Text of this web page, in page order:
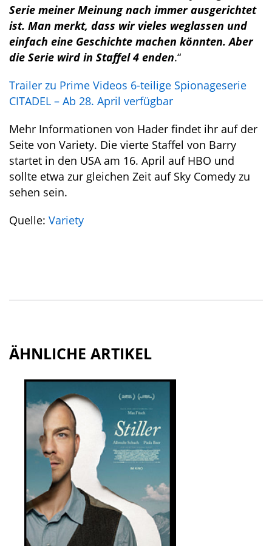
Serie meiner Meinung nach immer ausgerichtet
ist. Man merkt, dass wir vieles weglassen und
einfach eine Geschichte machen könnten. Aber
die Serie wird in Staffel 4 enden.“
Trailer zu Prime Videos 6-teilige Spionageserie
CITADEL – Ab 28. April verfügbar
Mehr Informationen von Hader findet ihr auf der
Seite von Variety. Die vierte Staffel von Barry
startet in den USA am 16. April auf HBO und
sollte etwa zur gleichen Zeit auf Sky Comedy zu
sehen sein.
Quelle: Variety
ÄHNLICHE ARTIKEL